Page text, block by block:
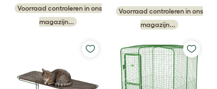
Voorraad controleren in ons
magazijn...
Voorraad controleren in ons
magazijn...